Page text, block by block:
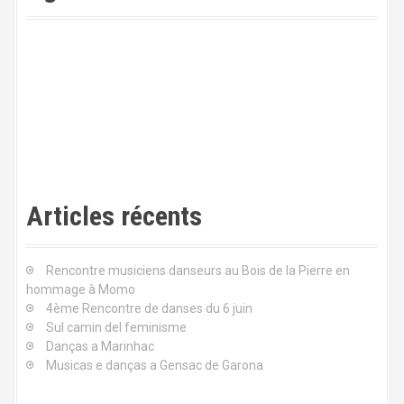
s
a
Articles récents
Rencontre musiciens danseurs au Bois de la Pierre en
hommage à Momo
4ème Rencontre de danses du 6 juin
Sul camin del feminisme
Danças a Marinhac
Musicas e danças a Gensac de Garona